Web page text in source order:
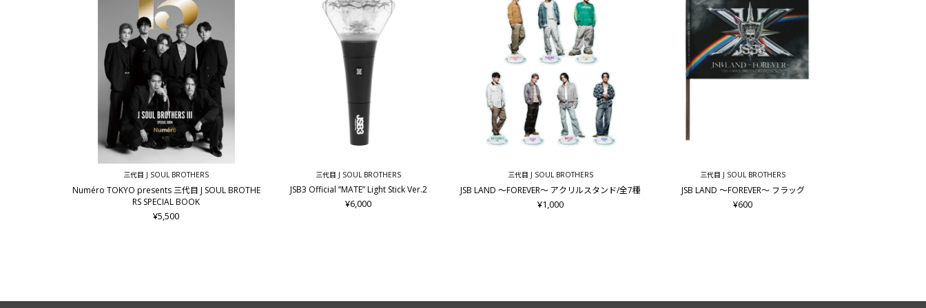
三代目 J SOUL BROTHERS
Numéro TOKYO presents 三代目 J SOUL BROTHE
RS SPECIAL BOOK
¥5,500
三代目 J SOUL BROTHERS
JSB3 Official “MATE” Light Stick Ver.2
¥6,000
三代目 J SOUL BROTHERS
JSB LAND ～FOREVER～ アクリルスタンド/全7種
¥1,000
三代目 J SOUL BROTHERS
JSB LAND ～FOREVER～ フラッグ
¥600